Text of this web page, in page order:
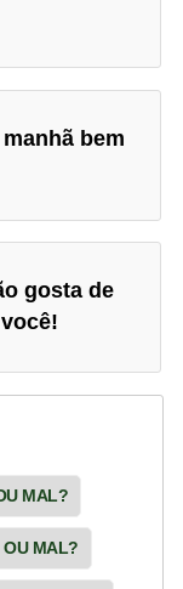
bem
gosta de
MAL?
OU MAL?